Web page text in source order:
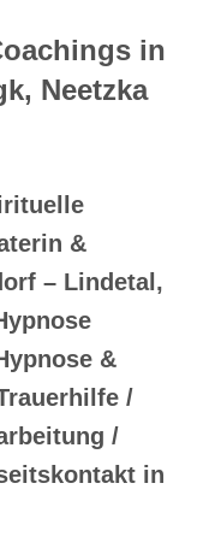
in
Neetzka
&
– Lindetal,
&
/
/
in